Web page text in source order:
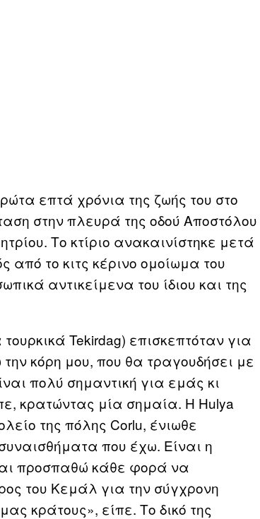
επτά χρόνια της ζωής του στο
στην πλευρά της οδού Αποστόλου
Το κτίριο ανακαινίστηκε μετά
από το κιτς κέρινο ομοίωμα του
αντικείμενα του ίδιου και της
Tekirdag) επισκεπτόταν για
κόρη μου, που θα τραγουδήσει με
πολύ σημαντική για εμάς κι
κρατώντας μία σημαία. H Hulya
της πόλης Corlu, ένιωθε
που έχω. Είναι η
προσπαθώ κάθε φορά να
του Κεμάλ για την σύγχρονη
κράτους», είπε. Το δικό της